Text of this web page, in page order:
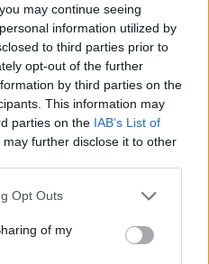
may continue seeing
information utilized by
to third parties prior to
opt-out of the further
by third parties on the
This information may
parties on the IAB’s List of
may further disclose it to other
Opt Outs
of my
Logga in
{} [+]